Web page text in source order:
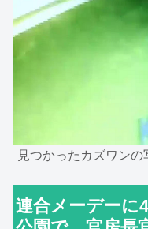
見つかったカズワンの
連合メーデー